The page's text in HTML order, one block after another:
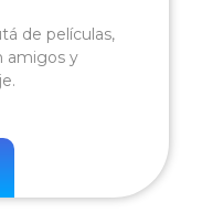
de películas,
amigos y